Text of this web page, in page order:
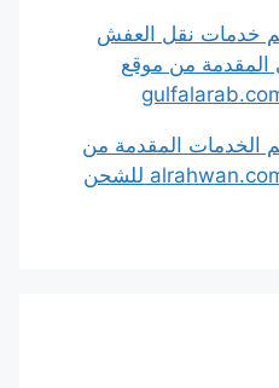
خدمات نقل العفش
المقدمة من موقع
الخدمات المقدمة من
موقع الرهوان alrahwan.com للشحن